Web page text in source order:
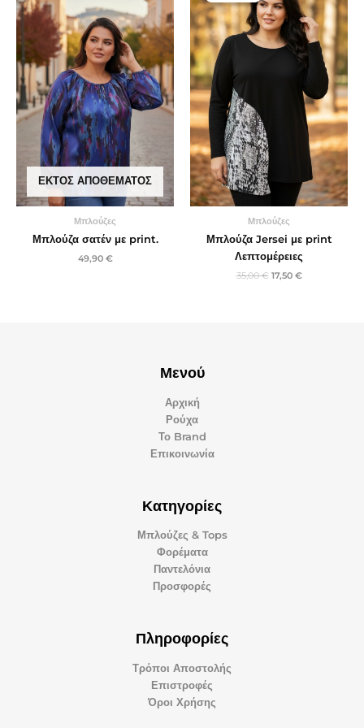
ΕΚΤΌΣ ΑΠΟΘΈΜΑΤΟΣ
Μπλούζες
Μπλούζα σατέν με print.
49,90 €
Μπλούζες
Μπλούζα Jersei με print
Λεπτομέρειες
35,00€
35,00 €.
17,50 €
είναι:
17,50 €.
Μενού
Αρχική
Ρούχα
Το Brand
Επικοινωνία
Κατηγορίες
Μπλούζες & Tops
Φορέματα
Παντελόνια
Προσφορές
Πληροφορίες
Τρόποι Αποστολής
Επιστροφές
Όροι Χρήσης